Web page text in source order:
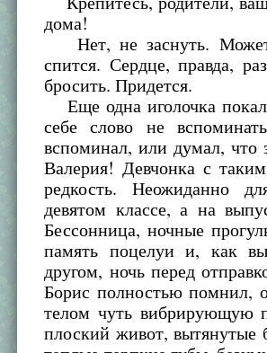
дома!
Нет, не заснуть.
спится. Сердце, правда,
бросить. Придется.
Еще одна иголочка
себе слово не
вспоминал, или думал,
Валерия! Девчонка с
редкость. Неожиданно
девятом классе, а на
Бессонница, ночные
память поцелуи и, как
другом, ночь перед
Борис полностью помнил,
телом чуть вибрирующую
плоский живот, вытянутые